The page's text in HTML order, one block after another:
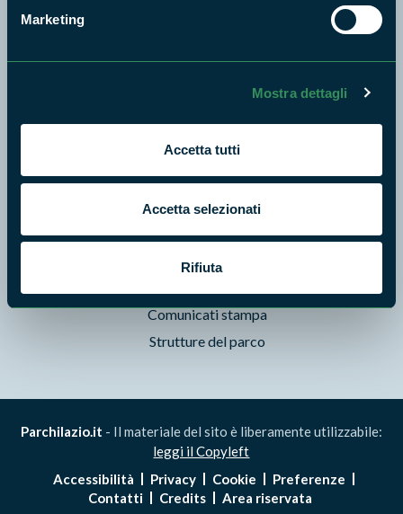
Marketing
Mostra dettagli
Accetta tutti
Accetta selezionati
Rifiuta
Pubblicazioni
Prodotti Natura in Campo
Aziende Natura in Campo
Programmi e progetti
Cartografie
Avvisi e bandi
Comunicati stampa
Strutture del parco
Parchilazio.it - Il materiale del sito è liberamente utilizzabile:
leggi il Copyleft
Accessibilità
Privacy Cookie
Preferenze
Contatti
Credits Area riservata